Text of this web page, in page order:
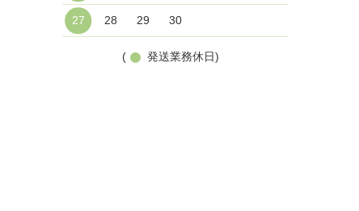
27 28 29 30
( 発送業務休日)